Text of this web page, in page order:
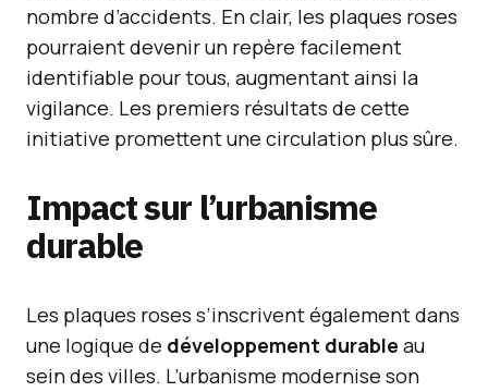
nombre d’accidents. En clair, les plaques roses
pourraient devenir un repère facilement
identifiable pour tous, augmentant ainsi la
vigilance. Les premiers résultats de cette
initiative promettent une circulation plus sûre.
Impact sur l’urbanisme
durable
Les plaques roses s’inscrivent également dans
une logique de développement durable au
sein des villes. L’urbanisme modernise son